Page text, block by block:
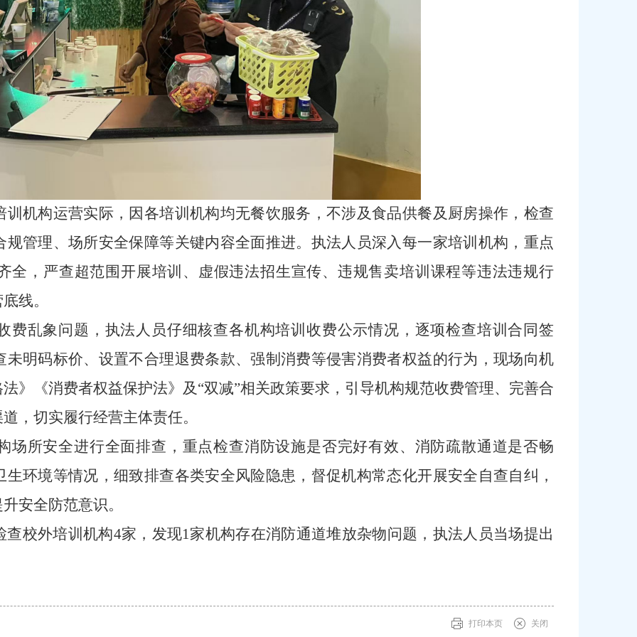
训机构运营实际，因各培训机构均无餐饮服务，不涉及食品供餐及厨房操作，检查
管理、场所安全保障等关键内容全面推进。执法人员深入每一家培训机构，重点
全，严查超范围开展培训、虚假违法招生宣传、违规售卖培训课程等违法违规行
线。
费乱象问题，执法人员仔细核查各机构培训收费公示情况，逐项检查培训合同签
明码标价、设置不合理退费条款、强制消费等侵害消费者权益的行为，现场向机
》《消费者权益保护法》及 “双减”相关政策要求，引导机构规范收费管理、完善合
，切实履行经营主体责任。
场所安全进行全面排查，重点检查消防设施是否完好有效、消防疏散通道是否畅
环境等情况，细致排查各类安全风险隐患，督促机构常态化开展安全自查自纠，
安全防范意识。
查校外培训机构4家，发现1家机构存在消防通道堆放杂物问题，执法人员当场提出
打印本页 关闭